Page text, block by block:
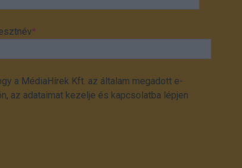
*
a MédiaHírek Kft. az általam megadott e-
az adataimat kezelje és kapcsolatba lépjen